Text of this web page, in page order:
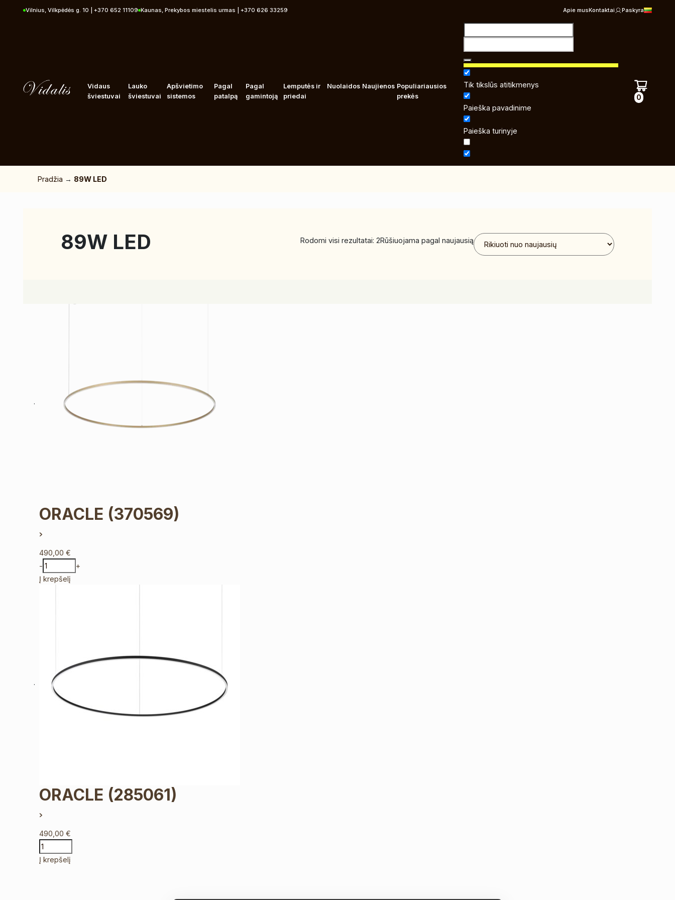
Vilnius, Vilkpėdės g. 10 | +370 652 11109 Kaunas, Prekybos miestelis urmas | +370 626 33259 Apie musKontaktai Paskyra
Vidaus
šviestuvai
Lauko
šviestuvai
Apšvietimo
sistemos
Pagal
patalpą
Pagal
gamintoją
Lemputės ir
priedai
Nuolaidos Naujienos Populiariausios
prekės
Tik tikslūs atitikmenys
Paieška pavadinime
Paieška turinyje
0
Pradžia → 89W LED
89W LED Rodomi visi rezultatai: 2Rūšiuojama pagal naujausią
ORACLE (370569)
490,00 €
-
+
Į krepšelį
ORACLE (285061)
490,00 €
Į krepšelį